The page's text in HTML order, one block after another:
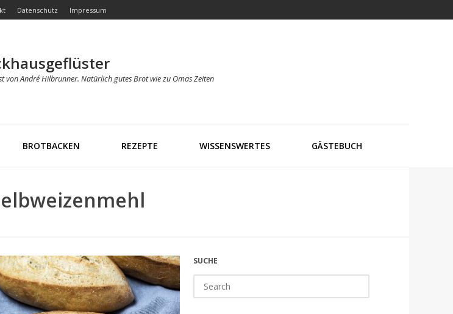
Datenschutz Impressum
von André Hilbrunner. Natürlich gutes Brot wie zu Omas Zeiten
BROTBACKEN REZEPTE WISSENSWERTES GÄSTEBUCH
SUCHE
for: